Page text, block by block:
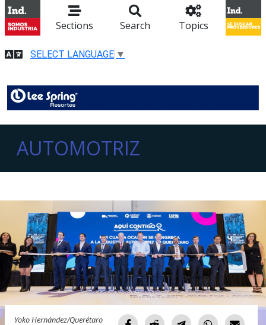
Sections Search Topics
SELECT LANGUAGE ▼
AUTOMOTRIZ
Yoko Hernández/Querétaro